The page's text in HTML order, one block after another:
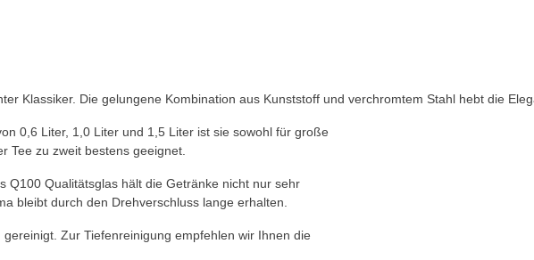
Klassiker. Die gelungene Kombination aus Kunststoff und verchromtem Stahl hebt die
0,6 Liter, 1,0 Liter und 1,5 Liter ist sie sowohl für große
Tee zu zweit bestens geeignet.
Q100 Qualitätsglas hält die Getränke nicht nur sehr
bleibt durch den Drehverschluss lange erhalten.
Zur Tiefenreinigung empfehlen wir Ihnen die